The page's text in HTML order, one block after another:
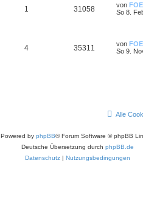
1 31058 von FOE
So 8.
4 35311 von FOE
So 9.
Alle
Powered by phpBB® Forum Software © phpBB
Deutsche Übersetzung durch phpBB.de
Datenschutz | Nutzungsbedingungen